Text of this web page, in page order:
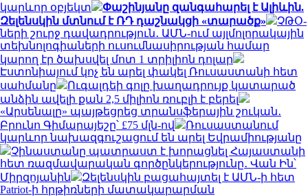
կարևոր օբյեկտ
Փաշինյանը զանգահարել է Ալիևին.
Զելենսկին մտնում է ՌԴ դաշնակցի «տարածք»
ՉԹՕ-
ների շուրջ դավադրություն․ ԱՄՆ-ում այլմոլորակային
տեխնոլոգիաների ուսումնասիրության համար
կարող էր ծախսվել մոտ 1 տրիլիոն դոլար
Էստոնիայում կոչ են արել փակել Ռուսաստանի հետ
սահմանը
Ուգալդեի գոլը խաղադրույք կատարած
անձին ավելի քան 2,5 միլիոն ռուբլի է բերել
«Արսենալը» պայթեցրեց տրանսֆերային շուկան․
Բրունո Գիմարայեշը՝ £75 մլն-ով
Ռուսաստանում
կարևոր նախազգուշացում են արել Եվրամիությանը
Չինաստանը պատրաստ է խորացնել Հայաստանի
հետ ռազմավարական գործընկերությունը․ Վան Ին՝
Միրզոյանին
Զելենսկին բացահայտել է ԱՄՆ-ի հետ
Patriot-ի հրթիռների մատակարարման